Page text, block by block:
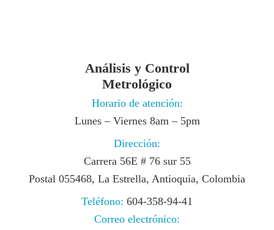
Análisis y Control
Metrológico
Horario de atención:
Lunes – Viernes 8am – 5pm
Dirección:
Carrera 56E # 76 sur 55
Postal 055468, La Estrella, Antioquia, Colombia
Teléfono: 604-358-94-41
Correo electrónico: